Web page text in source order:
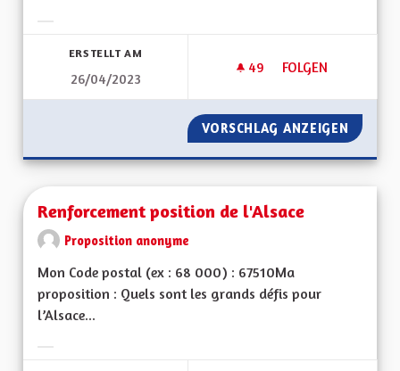
ERSTELLT AM
26/04/2023
49 49 FOLLOWER
FOLGEN
DES MÉDIAS
VORSCHLAG ANZEIGEN DES
Renforcement position de l'Alsace
Proposition anonyme
Mon Code postal (ex : 68 000) : 67510Ma
proposition : Quels sont les grands défis pour
l’Alsace...